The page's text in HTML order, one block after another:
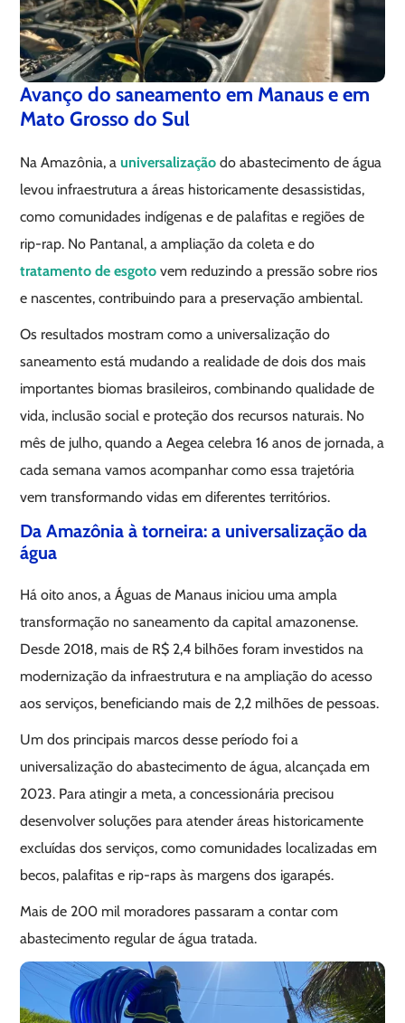
Avanço do saneamento em Manaus e em
Mato Grosso do Sul
Na Amazônia, auniversalização do abastecimento de água
levou infraestrutura a áreas historicamente desassistidas,
como comunidades indígenas e de palafitas e regiões de
rip-rap. No Pantanal, a ampliação da coleta e do
tratamento de esgoto vem reduzindo a pressão sobre rios
e nascentes, contribuindo para a preservação ambiental.
Os resultados mostram como a universalização do
saneamento está mudando a realidade de dois dos mais
importantes biomas brasileiros, combinando qualidade de
vida, inclusão social e proteção dos recursos naturais. No
mês de julho, quando a Aegea celebra 16 anos de jornada, a
cada semana vamos acompanhar como essa trajetória
vem transformando vidas em diferentes territórios.
Da Amazônia à torneira: a universalização da
água
Há oito anos, a Águas de Manaus iniciou uma ampla
transformação no saneamento da capital amazonense.
Desde 2018, mais de R$ 2,4 bilhões foram investidos na
modernização da infraestrutura e na ampliação do acesso
aos serviços, beneficiando mais de 2,2 milhões de pessoas.
Um dos principais marcos desse período foi a
universalização do abastecimento de água, alcançada em
2023. Para atingir a meta, a concessionária precisou
desenvolver soluções para atender áreas historicamente
excluídas dos serviços, como comunidades localizadas em
becos, palafitas e rip-raps às margens dos igarapés.
Mais de 200 mil moradores passaram a contar com
abastecimento regular de água tratada.